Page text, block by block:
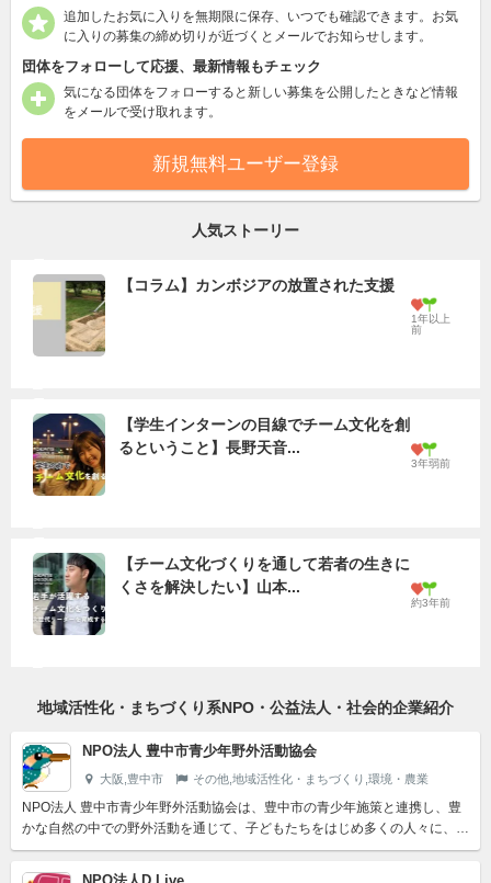
追加したお気に入りを無期限に保存、いつでも確認できます。お気
に入りの募集の締め切りが近づくとメールでお知らせします。
団体をフォローして応援、最新情報もチェック
気になる団体をフォローすると新しい募集を公開したときなど情報
をメールで受け取れます。
新規無料ユーザー登録
人気ストーリー
【コラム】カンボジアの放置された支援
1年以上
前
【学生インターンの目線でチーム文化を創
るということ】長野天音...
3年弱前
【チーム文化づくりを通して若者の生きに
くさを解決したい】山本...
約3年前
地域活性化・まちづくり系NPO・公益法人・社会的企業紹介
NPO法人 豊中市青少年野外活動協会
大阪,豊中市 その他,地域活性化・まちづくり,環境・農業
NPO法人 豊中市青少年野外活動協会は、豊中市の青少年施策と連携し、豊
かな自然の中での野外活動を通じて、子どもたちをはじめ多くの人々に、健
やかな心と身体の健康を培い、人間同士のコミュニケーション...